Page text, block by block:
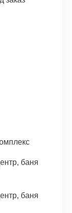
баня
баня